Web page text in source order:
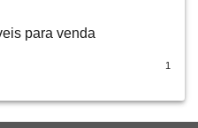
para venda
1